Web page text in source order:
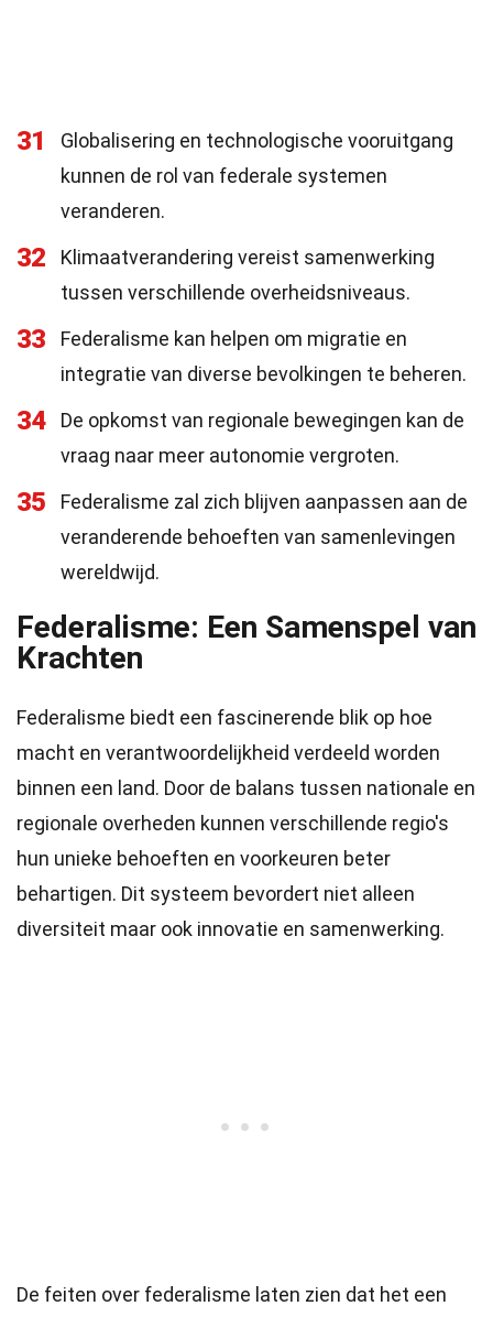
31
Globalisering en technologische vooruitgang
kunnen de rol van federale systemen
veranderen.
32
Klimaatverandering vereist samenwerking
tussen verschillende overheidsniveaus.
33
Federalisme kan helpen om migratie en
integratie van diverse bevolkingen te beheren.
34
De opkomst van regionale bewegingen kan de
vraag naar meer autonomie vergroten.
35
Federalisme zal zich blijven aanpassen aan de
veranderende behoeften van samenlevingen
wereldwijd.
Federalisme: Een Samenspel van
Krachten
Federalisme biedt een fascinerende blik op hoe
macht en verantwoordelijkheid verdeeld worden
binnen een land. Door de balans tussen nationale en
regionale overheden kunnen verschillende regio's
hun unieke behoeften en voorkeuren beter
behartigen. Dit systeem bevordert niet alleen
diversiteit maar ook innovatie en samenwerking.
De feiten over federalisme laten zien dat het een